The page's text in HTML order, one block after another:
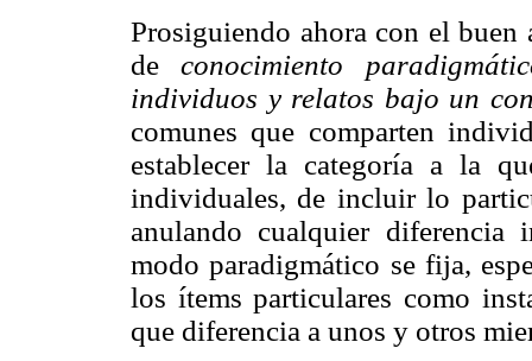
Prosiguiendo ahora con el
deconocimiento
individuos y relatos bajo un
comunes que comparten
establecer la categoría a la
individuales, de incluir lo
anulando cualquier
modo paradigmático se fija,
los ítems particulares como
que diferencia a unos y otros